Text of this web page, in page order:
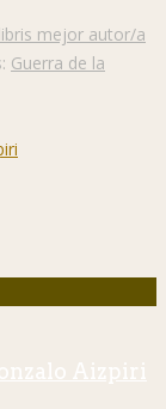
mejor autor/a
Guerra de la
Aizpiri